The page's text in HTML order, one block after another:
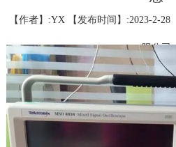
【作者】:YX 【发布时间】:2023-2-
限公司